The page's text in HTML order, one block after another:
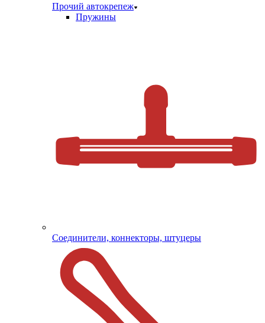
Прочий автокрепеж
Пружины
Соединители, коннекторы, штуцеры